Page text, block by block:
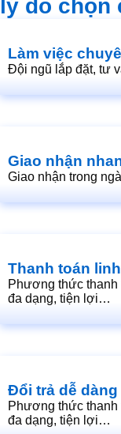
lý do chọn
Làm việc
Đội ngũ lắp đặt, tư
Giao nhận
Giao nhận trong
Thanh toán
Phương thức thanh
đa dạng, tiện lợi…
Đổi trả dễ dàng
Phương thức thanh
đa dạng, tiện lợi…